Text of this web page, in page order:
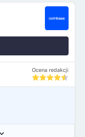
Ocena redakcji